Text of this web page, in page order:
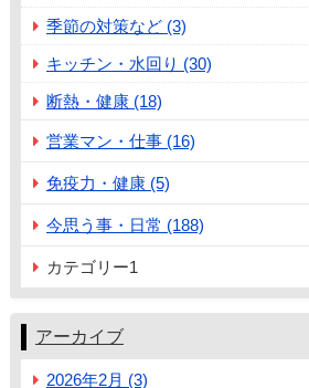
季節の対策など (3)
キッチン・水回り (30)
断熱・健康 (18)
営業マン・仕事 (16)
免疫力・健康 (5)
今思う事・日常 (188)
カテゴリー1
アーカイブ
2026年2月 (3)